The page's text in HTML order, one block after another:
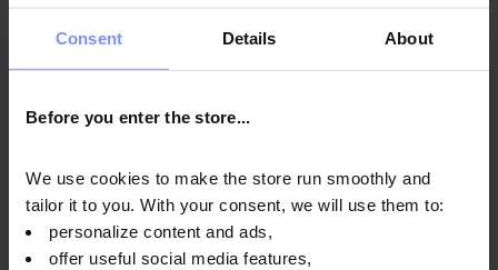
Consent Details About
Before you enter the store...
We use cookies to make the store run smoothly and
tailor it to you. With your consent, we will use them to:
personalize content and ads,
offer useful social media features,